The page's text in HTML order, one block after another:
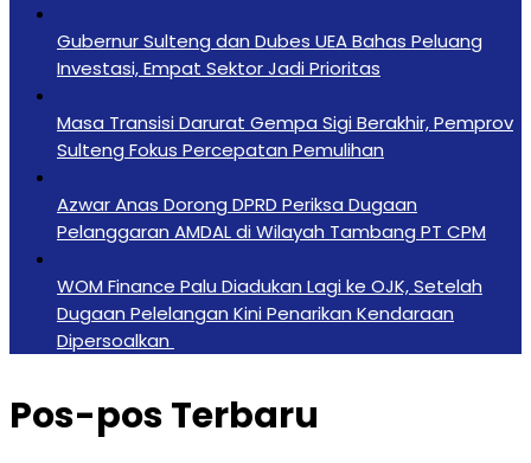
Gubernur Sulteng dan Dubes UEA Bahas Peluang
Investasi, Empat Sektor Jadi Prioritas
Masa Transisi Darurat Gempa Sigi Berakhir, Pemprov
Sulteng Fokus Percepatan Pemulihan
Azwar Anas Dorong DPRD Periksa Dugaan
Pelanggaran AMDAL di Wilayah Tambang PT CPM
‎WOM Finance Palu Diadukan Lagi ke OJK, Setelah
Dugaan Pelelangan Kini Penarikan Kendaraan
Dipersoalkan ‎
Pos-pos Terbaru